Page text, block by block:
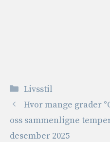
Kategorier
Livsstil
Hvor mange grader
oss sammenligne
desember 2025